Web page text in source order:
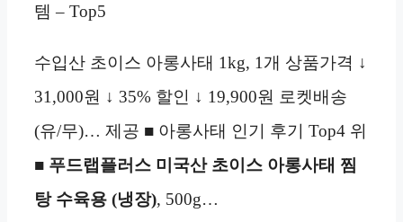
템 – Top5
수입산 초이스 아롱사태 1kg, 1개 상품가격 ↓
31,000원 ↓ 35% 할인 ↓ 19,900원 로켓배송
(유/무)… 제공 ■ 아롱사태 인기 후기 Top4 위
■ 푸드랩플러스 미국산 초이스 아롱사태 찜
탕 수육용 (냉장), 500g…